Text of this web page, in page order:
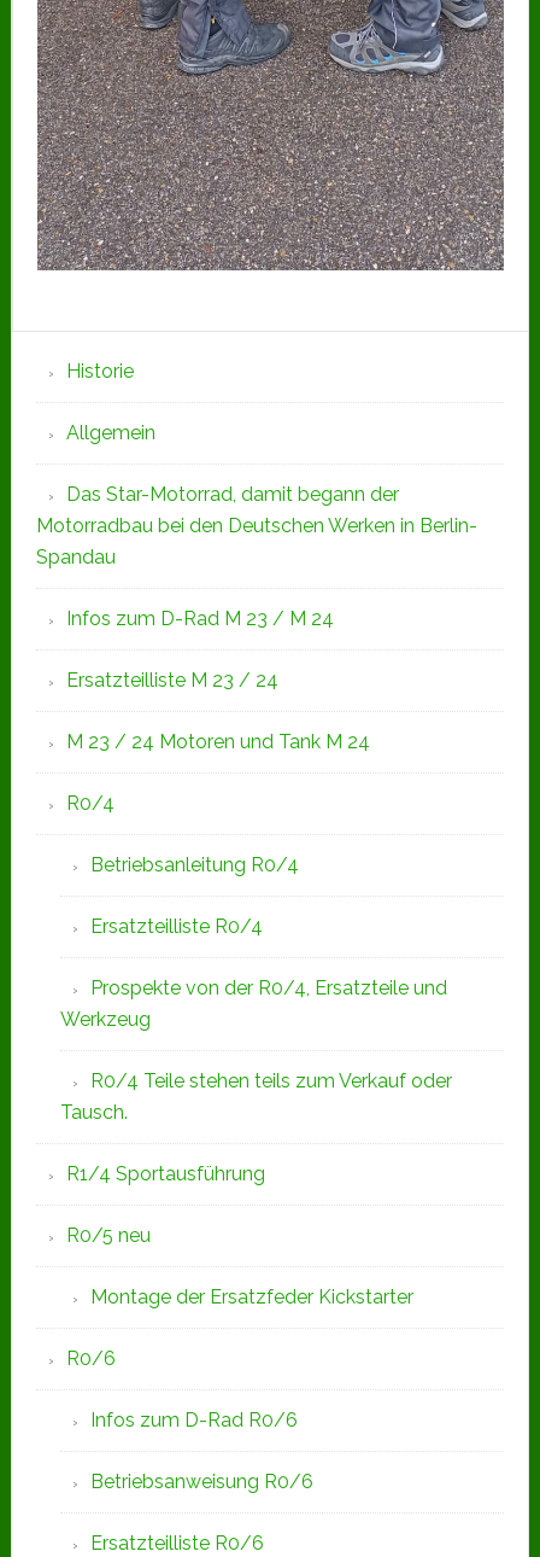
Seitenspalte
Historie
Allgemein
Das Star-Motorrad, damit begann der
Motorradbau bei den Deutschen Werken in Berlin-
Spandau
Infos zum D-Rad M 23 / M 24
Ersatzteilliste M 23 / 24
M 23 / 24 Motoren und Tank M 24
R0/4
Betriebsanleitung R0/4
Ersatzteilliste R0/4
Prospekte von der R0/4, Ersatzteile und
Werkzeug
R0/4 Teile stehen teils zum Verkauf oder
Tausch.
R1/4 Sportausführung
R0/5 neu
Montage der Ersatzfeder Kickstarter
R0/6
Infos zum D-Rad R0/6
Betriebsanweisung R0/6
Ersatzteilliste R0/6